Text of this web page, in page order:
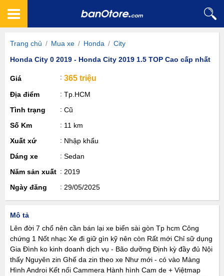
Trang chủ / Mua xe / Honda / City
Honda City 0 2019 - Honda City 2019 1.5 TOP Cao cấp nhất
Giá 365 triệu
Địa điểm
Tp.HCM
Tình trạng
Cũ
Số Km
11 km
Xuất xứ
Nhập khẩu
Dáng xe
Sedan
Năm sản xuất
2019
Ngày đăng
29/05/2025
Mô tả
Lên đời 7 chổ nên cần bán lại xe biển sài gòn Tp hcm Công
chứng 1 Nốt nhạc Xe đi giữ gìn kỹ nên còn Rất mới Chỉ sữ dụng
Gia Đình ko kinh doanh dịch vụ - Bão dưỡng Định kỳ đầy đủ Nội
thấy Nguyên zin Ghế da zin theo xe Như mới - có vào Màng
Hình Androi Kết nối Cammera Hành hình Cam de + Việtmap